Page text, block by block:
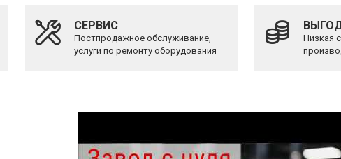
СЕРВИС
Постпродажное обслуживание,
услуги по ремонту оборудования
Низкая